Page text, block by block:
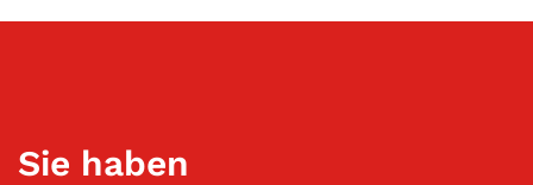
Sie haben